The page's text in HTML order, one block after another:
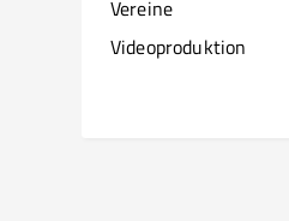
Vereine
Videoproduktion